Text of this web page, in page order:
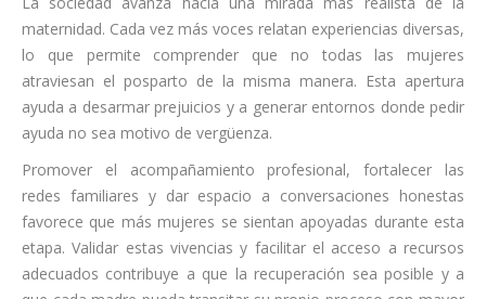
maternidad. Cada vez más voces relatan experiencias diversas,
lo que permite comprender que no todas las mujeres
atraviesan el posparto de la misma manera. Esta apertura
ayuda a desarmar prejuicios y a generar entornos donde pedir
ayuda no sea motivo de vergüenza.
Promover el acompañamiento profesional, fortalecer las
redes familiares y dar espacio a conversaciones honestas
favorece que más mujeres se sientan apoyadas durante esta
etapa. Validar estas vivencias y facilitar el acceso a recursos
adecuados contribuye a que la recuperación sea posible y a